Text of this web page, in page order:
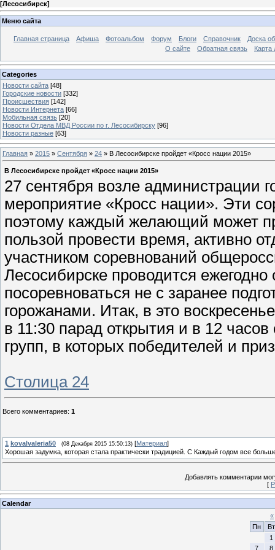
[Лесосибирск]
Меню сайта
Главная страница Афиша Фотоальбом Форум Блоги Справочник
Доска
О сайте
Обратная связь Карта
Categories
Новости сайта [48]
Городские новости [332]
Происшествия [142]
Новости Интернета [66]
Мобильная связь [20]
Новости Отдела МВД России по г. Лесосибирску [96]
Новости разные [63]
Главная » 2015 » Сентября » 24 » В Лесосибирске пройдет «Кросс нации 2015»
В Лесосибирске пройдет «Кросс нации 2015»
27 сентября возле администрации
мероприятие «Кросс нации». Эти
поэтому каждый желающий может
пользой провести время, активно
участником соревнований
Лесосибирске проводится ежегодно
посоревноваться не с заранее
горожанами. Итак, в это
в 11:30 парад открытия и в 12 часов
групп, в которых победителей и
Столица 24
Всего комментариев: 1
1 kovalvaleria50 (08 Декабря 2015 15:50:13) [Материал]
Хорошая задумка, которая стала практически традицией. С Каждый годом все
Добавлять комментарии
[
Calendar
«
Пн
Вт
1
7
8